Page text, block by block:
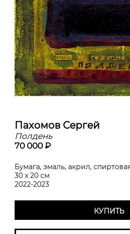
Пахомов Сергей
Полдень
70 000 ₽
Бумага, эмаль, акрил,
30 х 20 см
2022-2023
КУПИТЬ